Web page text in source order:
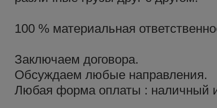
100 % материальная
Заключаем договора.
Обсуждаем любые направления.
Любая форма оплаты : наличный